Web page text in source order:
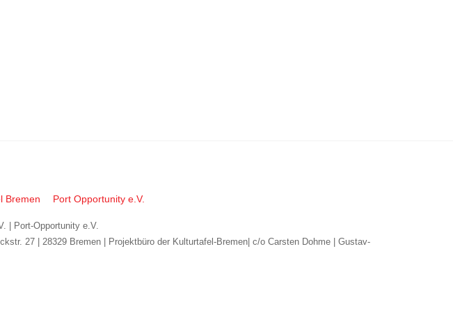
Bremen Port Opportunity e.V.
| Port-Opportunity e.V.
27 | 28329 Bremen | Projektbüro der Kulturtafel-Bremen| c/o Carsten Dohme | Gustav-